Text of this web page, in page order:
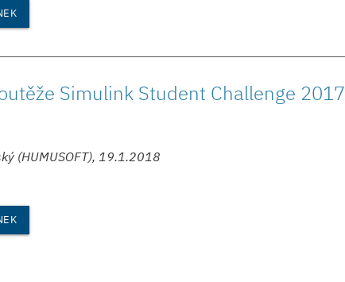
Simulink Student Challenge 2017
(HUMUSOFT), 19.1.2018